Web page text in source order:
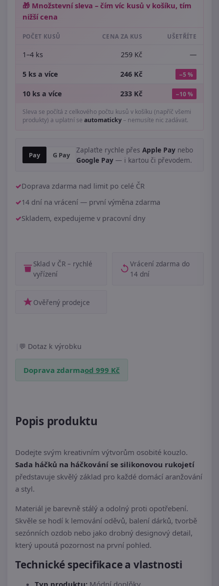
🎁 Množstevní sleva – čím víc kusů v košíku, tím
nižší cena
POČET KUSŮ CENA ZA KUS UŠETŘÍTE
1–4 ks 259 Kč —
5 ks a více 246 Kč −5 %
10 ks a více 233 Kč −10 %
Sleva se počítá z celkového počtu kusů v košíku (napříč všemi
produkty) a uplatní se automaticky– nemusíte nic zadávat.
Pay G Pay
Zaplaťte rychle přes Apple Pay nebo
Google Pay — i kartou či převodem.
Doprava zdarma nad limit po celé ČR
14 dní na vrácení — první výměna zdarma
Skladem, expedujeme v pracovní dny
Sklad v ČR – rychlé
vyřízení
Vrácení zdarma do
14 dní
Ověřený prodejce
Dotaz k výrobku
Doprava zdarmaod 999 Kč
Popis produktu
Dodejte svým kreativním výtvorům osobité kouzlo.
Sada háčků na háčkování se silikonovou rukojetí
představuje skvělý základ pro každé domácí aranžování
a styl.
Materiál je barevně stálý a odolný proti opotřebení.
Skvěle se hodí k lemování oděvů, balení dárků, tvorbě
sezónních ozdob nebo jako drobný designový detail,
který upoutá pozornost na první pohled.
Technické specifikace a vlastnosti